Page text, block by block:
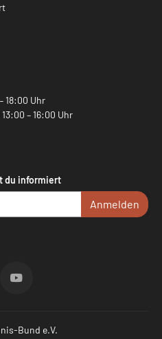
18:00 Uhr
– 16:00 Uhr
du informiert
Anmelden
YouTube
Bund e.V.